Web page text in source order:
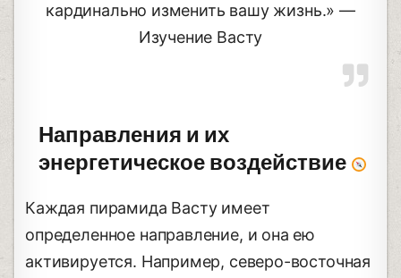
кардинально изменить вашу жизнь.» —
Изучение Васту
Направления и их
энергетическое воздействие
Каждая пирамида Васту имеет
определенное направление, и она ею
активируется. Например, северо-восточная